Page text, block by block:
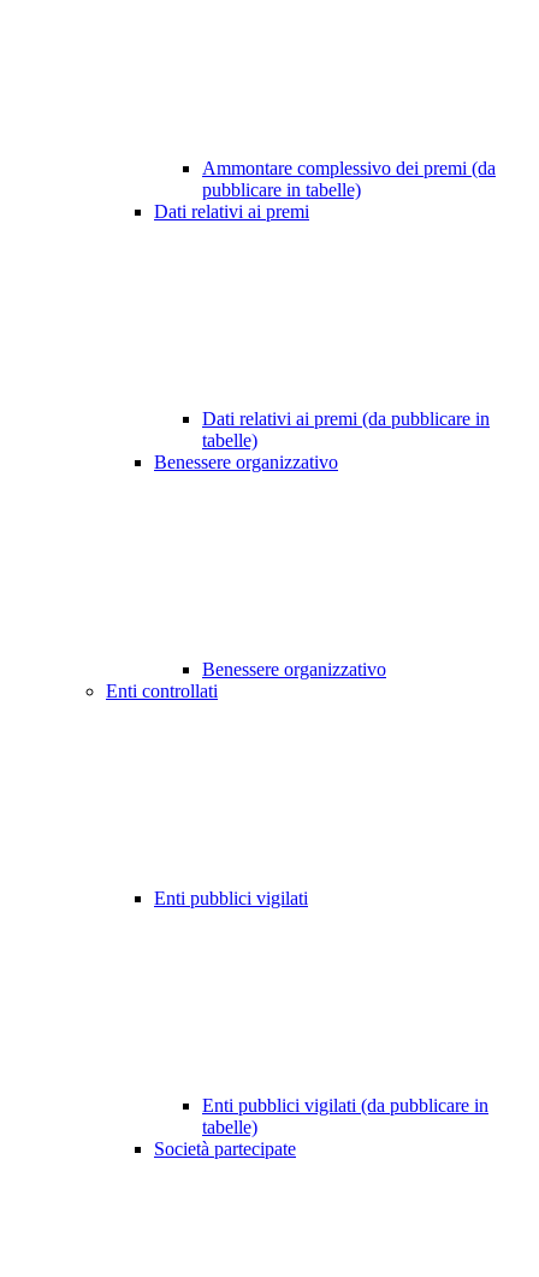
Ammontare complessivo dei premi (da
pubblicare in tabelle)
Dati relativi ai premi
Dati relativi ai premi (da pubblicare in
tabelle)
Benessere organizzativo
Benessere organizzativo
Enti controllati
Enti pubblici vigilati
Enti pubblici vigilati (da pubblicare in
tabelle)
Società partecipate